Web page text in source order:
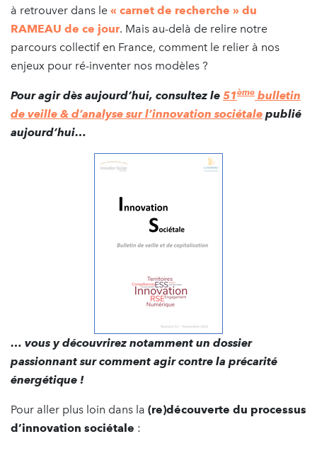
à retrouver dans le « carnet de recherche » du
RAMEAU de ce jour. Mais au-delà de relire notre
parcours collectif en France, comment le relier à nos
enjeux pour ré-inventer nos modèles ?
Pour agir dès aujourd’hui, consultez le 51ème bulletin
de veille & d’analyse sur l’innovation sociétale publié
aujourd’hui…
… vous y découvrirez notamment un dossier
passionnant sur comment agir contre la précarité
énergétique !
Pour aller plus loin dans la (re)découverte du processus
d’innovation sociétale :